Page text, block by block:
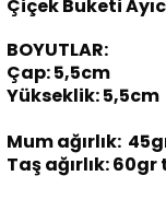
Çiçek Buketi
BOYUTLAR:
Çap: 5,5cm
Yükseklik: 5,5cm
Mum ağırlık:
Taş ağırlık: